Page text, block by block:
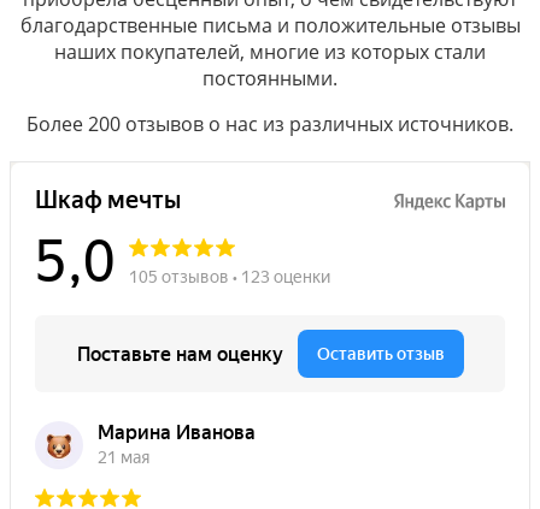
благодарственные письма и положительные отзывы
наших покупателей, многие из которых стали
постоянными.
Более 200 отзывов о нас из различных источников.